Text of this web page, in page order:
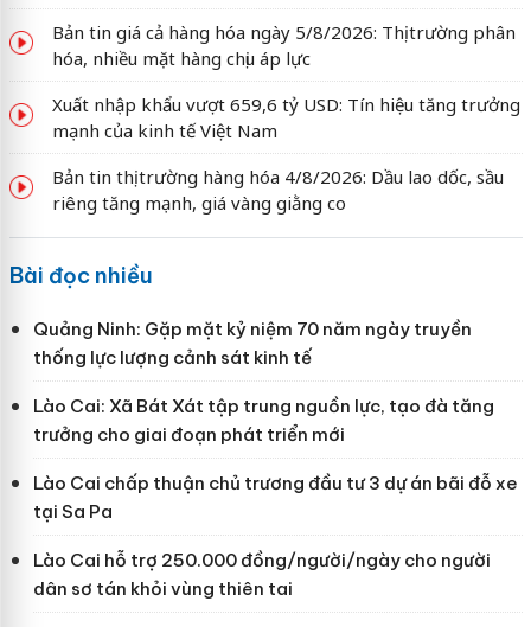
Bản tin giá cả hàng hóa ngày 5/8/2026: Thị trường phân
hóa, nhiều mặt hàng chịu áp lực
Xuất nhập khẩu vượt 659,6 tỷ USD: Tín hiệu tăng trưởng
mạnh của kinh tế Việt Nam
Bản tin thị trường hàng hóa 4/8/2026: Dầu lao dốc, sầu
riêng tăng mạnh, giá vàng giằng co
Bài đọc nhiều
Quảng Ninh: Gặp mặt kỷ niệm 70 năm ngày truyền
thống lực lượng cảnh sát kinh tế
Lào Cai: Xã Bát Xát tập trung nguồn lực, tạo đà tăng
trưởng cho giai đoạn phát triển mới
Lào Cai chấp thuận chủ trương đầu tư 3 dự án bãi đỗ xe
tại Sa Pa
Lào Cai hỗ trợ 250.000 đồng/người/ngày cho người
dân sơ tán khỏi vùng thiên tai